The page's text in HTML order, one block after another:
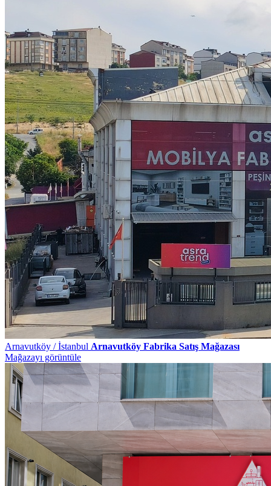
Arnavutköy / İstanbul Arnavutköy Fabrika Satış Mağazası
Mağazayı görüntüle